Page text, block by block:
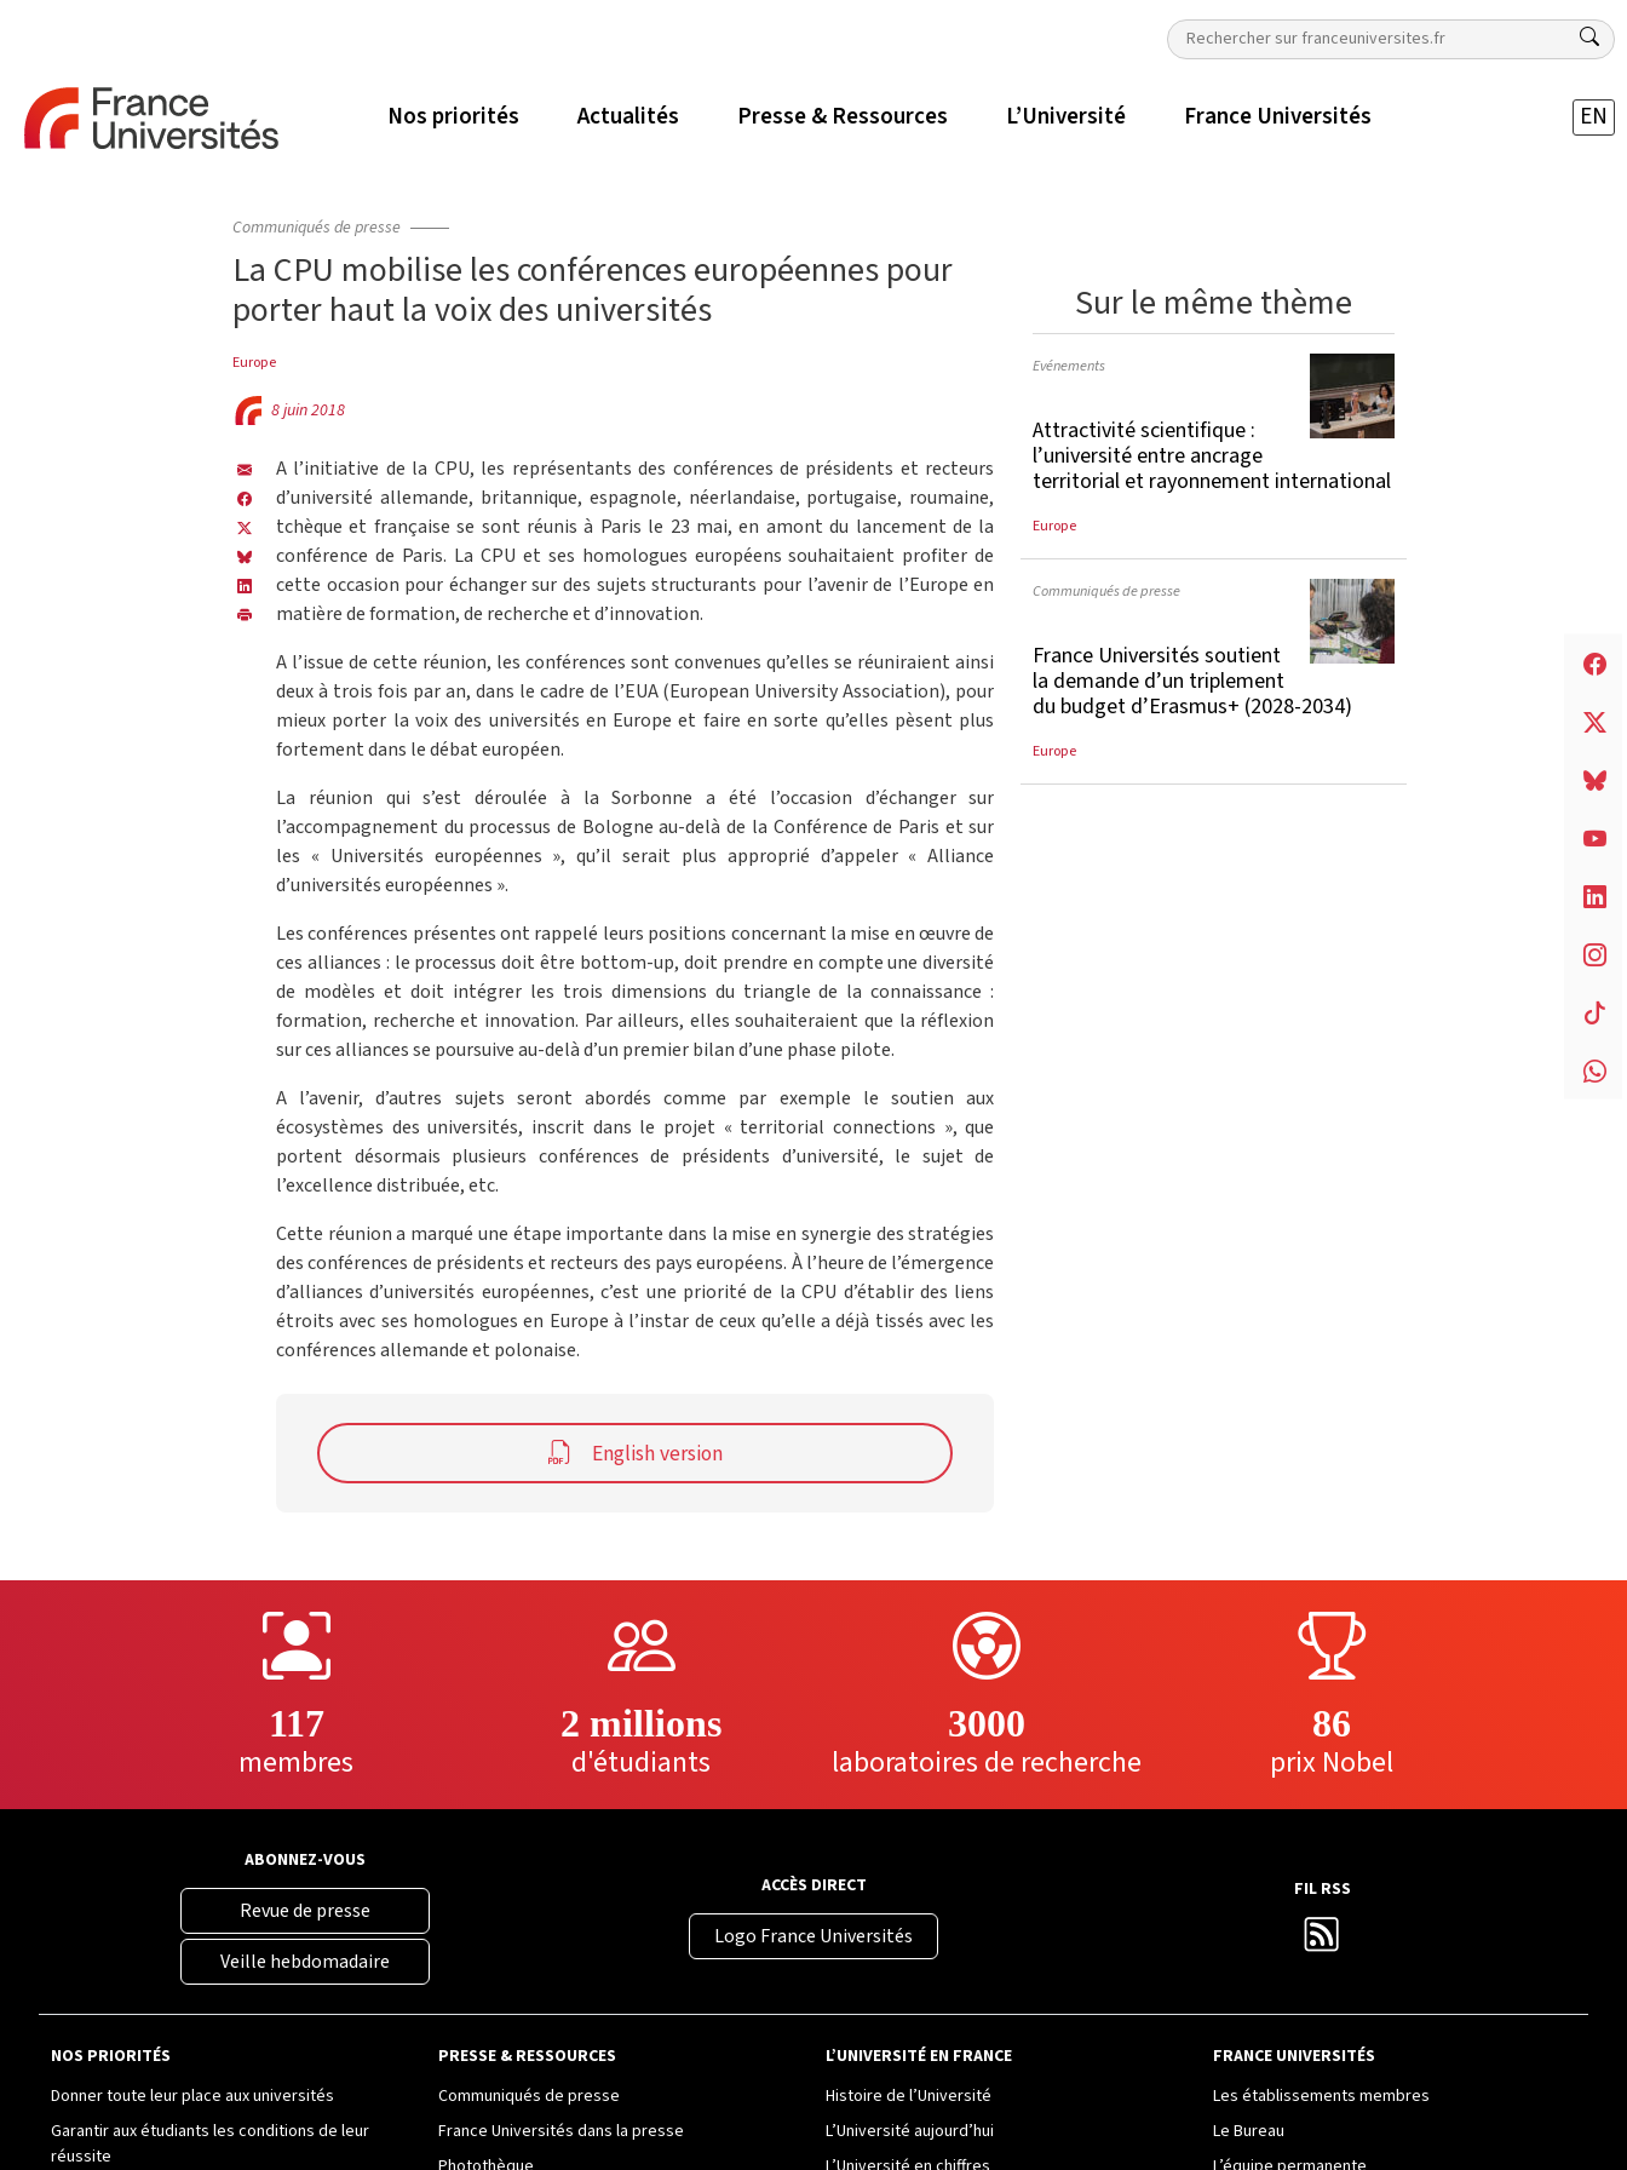
Nos priorités Actualités Presse & Ressources L’Université France Universités EN
Communiqués de presse
La CPU mobilise les conférences européennes pour
porter haut la voix des universités
Europe
8 juin 2018
A l’initiative de la CPU, les représentants des conférences de présidents et recteurs
d’université allemande, britannique, espagnole, néerlandaise, portugaise, roumaine,
tchèque et française se sont réunis à Paris le 23 mai, en amont du lancement de la
conférence de Paris. La CPU et ses homologues européens souhaitaient profiter de
cette occasion pour échanger sur des sujets structurants pour l’avenir de l’Europe en
matière de formation, de recherche et d’innovation.
A l’issue de cette réunion, les conférences sont convenues qu’elles se réuniraient ainsi
deux à trois fois par an, dans le cadre de l’EUA (European University Association), pour
mieux porter la voix des universités en Europe et faire en sorte qu’elles pèsent plus
fortement dans le débat européen.
La réunion qui s’est déroulée à la Sorbonne a été l’occasion d’échanger sur
l’accompagnement du processus de Bologne au-delà de la Conférence de Paris et sur
les « Universités européennes », qu’il serait plus approprié d’appeler « Alliance
d’universités européennes ».
Les conférences présentes ont rappelé leurs positions concernant la mise en œuvre de
ces alliances : le processus doit être bottom-up, doit prendre en compte une diversité
de modèles et doit intégrer les trois dimensions du triangle de la connaissance :
formation, recherche et innovation. Par ailleurs, elles souhaiteraient que la réflexion
sur ces alliances se poursuive au-delà d’un premier bilan d’une phase pilote.
A l’avenir, d’autres sujets seront abordés comme par exemple le soutien aux
écosystèmes des universités, inscrit dans le projet « territorial connections », que
portent désormais plusieurs conférences de présidents d’université, le sujet de
l’excellence distribuée, etc.
Cette réunion a marqué une étape importante dans la mise en synergie des stratégies
des conférences de présidents et recteurs des pays européens. À l’heure de l’émergence
d’alliances d’universités européennes, c’est une priorité de la CPU d’établir des liens
étroits avec ses homologues en Europe à l’instar de ceux qu’elle a déjà tissés avec les
conférences allemande et polonaise.
English version
Sur le même thème
Evénements
Attractivité scientifique :
l’université entre ancrage
territorial et rayonnement international
Europe
Communiqués de presse
France Universités soutient
la demande d’un triplement
du budget d’Erasmus+ (2028-2034)
Europe
117
membres
2 millions
d'étudiants
3000
laboratoires de recherche
86
prix Nobel
ABONNEZ-VOUS
Revue de presse
Veille hebdomadaire
ACCÈS DIRECT
Logo France Universités
FIL RSS
NOS PRIORITÉS
Donner toute leur place aux universités
Garantir aux étudiants les conditions de leur
réussite
PRESSE & RESSOURCES
Communiqués de presse
France Universités dans la presse
L’UNIVERSITÉ EN FRANCE
Histoire de l’Université
L’Université aujourd’hui
FRANCE UNIVERSITÉS
Les établissements membres
Le Bureau